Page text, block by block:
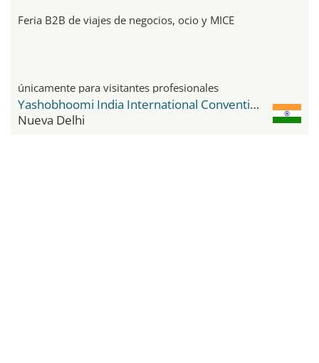
Feria B2B de viajes de negocios, ocio y MICE
únicamente para visitantes profesionales
Yashobhoomi India International Convention & Expo Centre
Nueva Delhi